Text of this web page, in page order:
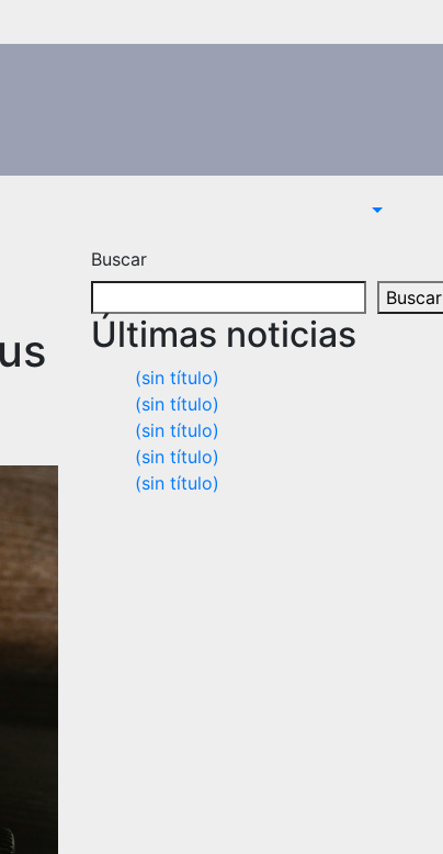
Buscar
Buscar
Últimas noticias
(sin título)
(sin título)
(sin título)
(sin título)
(sin título)